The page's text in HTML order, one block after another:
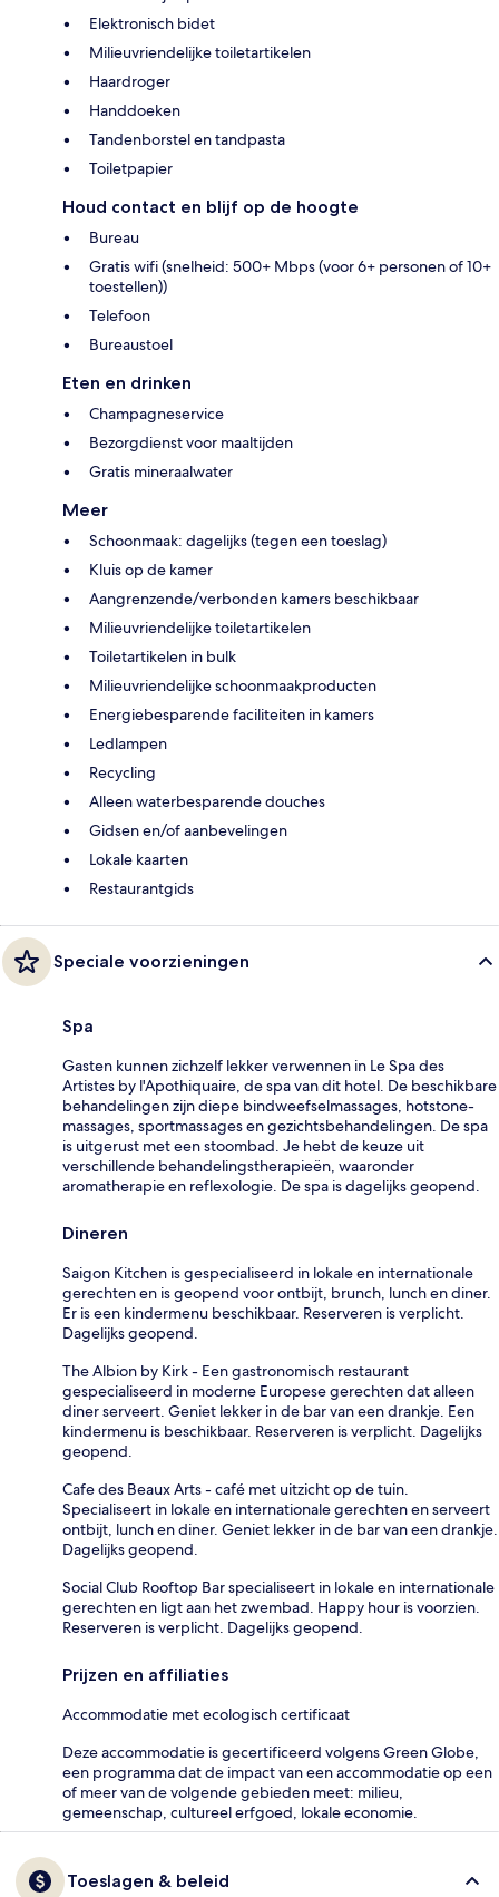
Elektronisch bidet
Milieuvriendelijke toiletartikelen
Haardroger
Handdoeken
Tandenborstel en tandpasta
Toiletpapier
Houd contact en blijf op de hoogte
Bureau
Gratis wifi (snelheid: 500+ Mbps (voor 6+ personen of 10+
toestellen))
Telefoon
Bureaustoel
Eten en drinken
Champagneservice
Bezorgdienst voor maaltijden
Gratis mineraalwater
Meer
Schoonmaak: dagelijks (tegen een toeslag)
Kluis op de kamer
Aangrenzende/verbonden kamers beschikbaar
Milieuvriendelijke toiletartikelen
Toiletartikelen in bulk
Milieuvriendelijke schoonmaakproducten
Energiebesparende faciliteiten in kamers
Ledlampen
Recycling
Alleen waterbesparende douches
Gidsen en/of aanbevelingen
Lokale kaarten
Restaurantgids
Speciale voorzieningen
Spa
Gasten kunnen zichzelf lekker verwennen in Le Spa des
Artistes by l'Apothiquaire, de spa van dit hotel. De beschikbare
behandelingen zijn diepe bindweefselmassages, hotstone-
massages, sportmassages en gezichtsbehandelingen. De spa
is uitgerust met een stoombad. Je hebt de keuze uit
verschillende behandelingstherapieën, waaronder
aromatherapie en reflexologie. De spa is dagelijks geopend.
Dineren
Saigon Kitchen is gespecialiseerd in lokale en internationale
gerechten en is geopend voor ontbijt, brunch, lunch en diner.
Er is een kindermenu beschikbaar. Reserveren is verplicht.
Dagelijks geopend.
The Albion by Kirk - Een gastronomisch restaurant
gespecialiseerd in moderne Europese gerechten dat alleen
diner serveert. Geniet lekker in de bar van een drankje. Een
kindermenu is beschikbaar. Reserveren is verplicht. Dagelijks
geopend.
Cafe des Beaux Arts - café met uitzicht op de tuin.
Specialiseert in lokale en internationale gerechten en serveert
ontbijt, lunch en diner. Geniet lekker in de bar van een drankje.
Dagelijks geopend.
Social Club Rooftop Bar specialiseert in lokale en internationale
gerechten en ligt aan het zwembad. Happy hour is voorzien.
Reserveren is verplicht. Dagelijks geopend.
Prijzen en affiliaties
Accommodatie met ecologisch certificaat
Deze accommodatie is gecertificeerd volgens Green Globe,
een programma dat de impact van een accommodatie op een
of meer van de volgende gebieden meet: milieu,
gemeenschap, cultureel erfgoed, lokale economie.
Toeslagen & beleid